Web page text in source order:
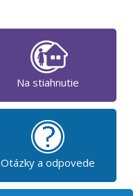
Na stiahnutie
Otázky a odpovede